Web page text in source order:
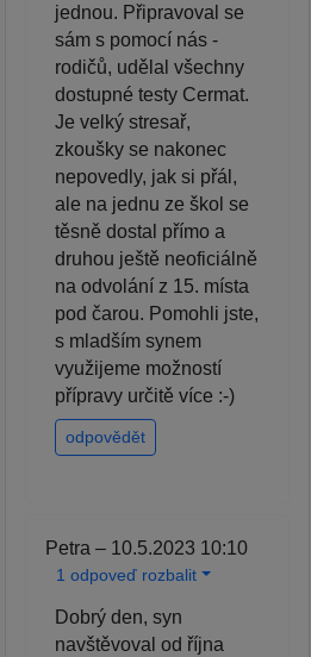
jednou. Připravoval se
sám s pomocí nás -
rodičů, udělal všechny
dostupné testy Cermat.
Je velký stresař,
zkoušky se nakonec
nepovedly, jak si přál,
ale na jednu ze škol se
těsně dostal přímo a
druhou ještě neoficiálně
na odvolání z 15. místa
pod čarou. Pomohli jste,
s mladším synem
využijeme možností
přípravy určitě více :-)
odpovědět
Petra – 10.5.2023 10:10
1 odpoveď rozbalit
Dobrý den, syn
navštěvoval od října